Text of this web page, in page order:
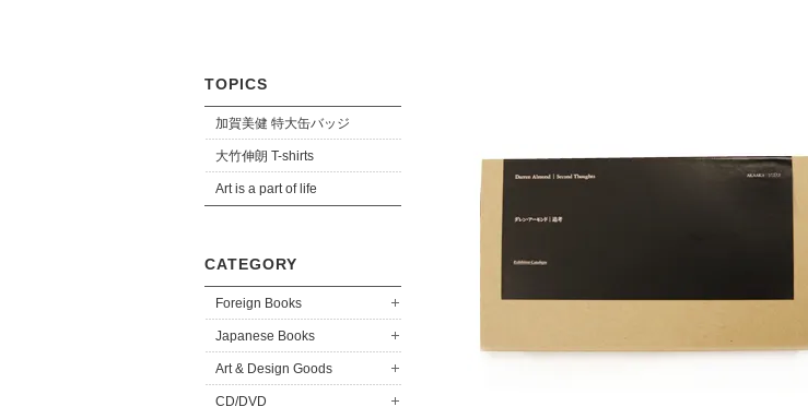
TOPICS
加賀美健 特大缶バッジ
大竹伸朗 T-shirts
Art is a part of life
CATEGORY
Foreign Books
Japanese Books
Art & Design Goods
CD/DVD